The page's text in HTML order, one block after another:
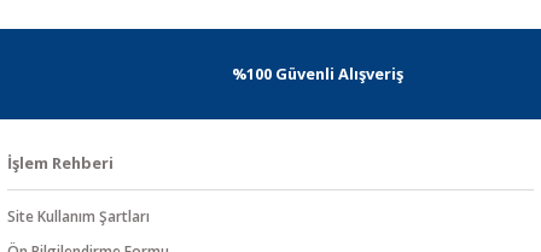
%100 Güvenli Alışveriş
İşlem Rehberi
Site Kullanım Şartları